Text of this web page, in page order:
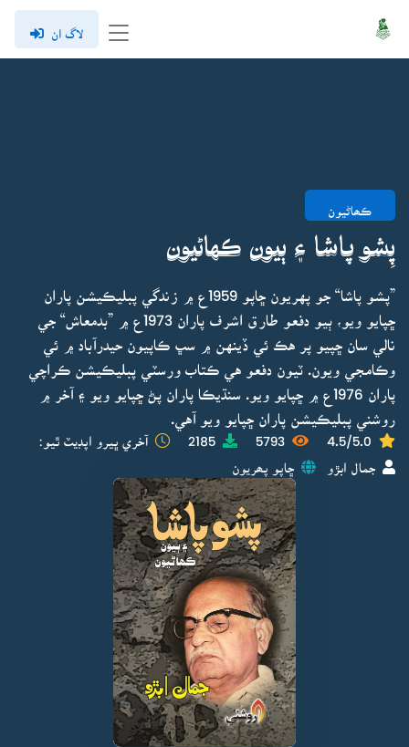
لاگ ان
ڪھاڻيون
پِشو پاشا ۽ ٻيون ڪهاڻيون
”پشو پاشا“ جو پهريون ڇاپو 1959ع ۾ زندگي پبليڪيشن پاران
ڇپايو ويو، ٻيو دفعو طارق اشرف پاران 1973ع ۾ ”بدمعاش“ جي
نالي سان ڇپيو پر هڪ ئي ڏينهن ۾ سڀ ڪاپيون حيدرآباد ۾ ئي
وڪامجي ويون. ٽيون دفعو هي ڪتاب ورسٽي پبليڪيشن ڪراچي
پاران 1976ع ۾ ڇپايو ويو. سنڌيڪا پاران پڻ ڇپايو ويو ۽ آخر ۾
روشني پبليڪيشن پاران ڇپايو ويو آهي.
4.5/5.0
5793
2185 آخري ڀيرو اپڊيٽ ٿيو:
جمال ابڙو ڇاپو پھريون